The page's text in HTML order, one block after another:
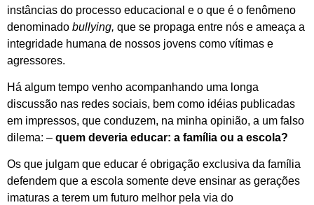
instâncias do processo educacional e o que é o fenômeno
denominado bullying, que se propaga entre nós e ameaça a
integridade humana de nossos jovens como vítimas e
agressores.
Há algum tempo venho acompanhando uma longa
discussão nas redes sociais, bem como idéias publicadas
em impressos, que conduzem, na minha opinião, a um falso
dilema: – quem deveria educar: a família ou a escola?
Os que julgam que educar é obrigação exclusiva da família
defendem que a escola somente deve ensinar as gerações
imaturas a terem um futuro melhor pela via do